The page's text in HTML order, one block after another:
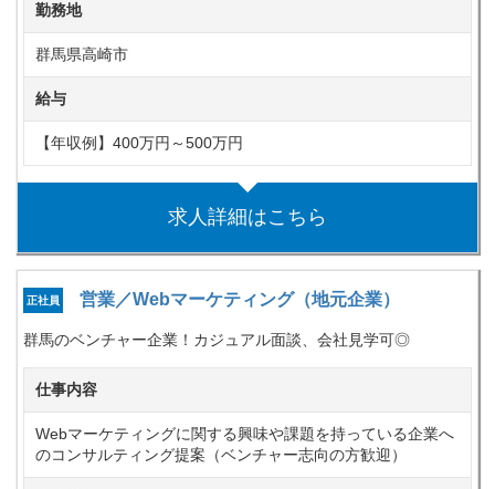
勤務地
群馬県高崎市
給与
【年収例】400万円～500万円
求人詳細はこちら
正社員 営業／Webマーケティング（地元企業）
群馬のベンチャー企業！カジュアル面談、会社見学可◎
仕事内容
Webマーケティングに関する興味や課題を持っている企業へ
のコンサルティング提案（ベンチャー志向の方歓迎）